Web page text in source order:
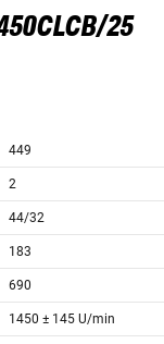
25
449
2
44/32
183
690
1450 ± 145 U/min